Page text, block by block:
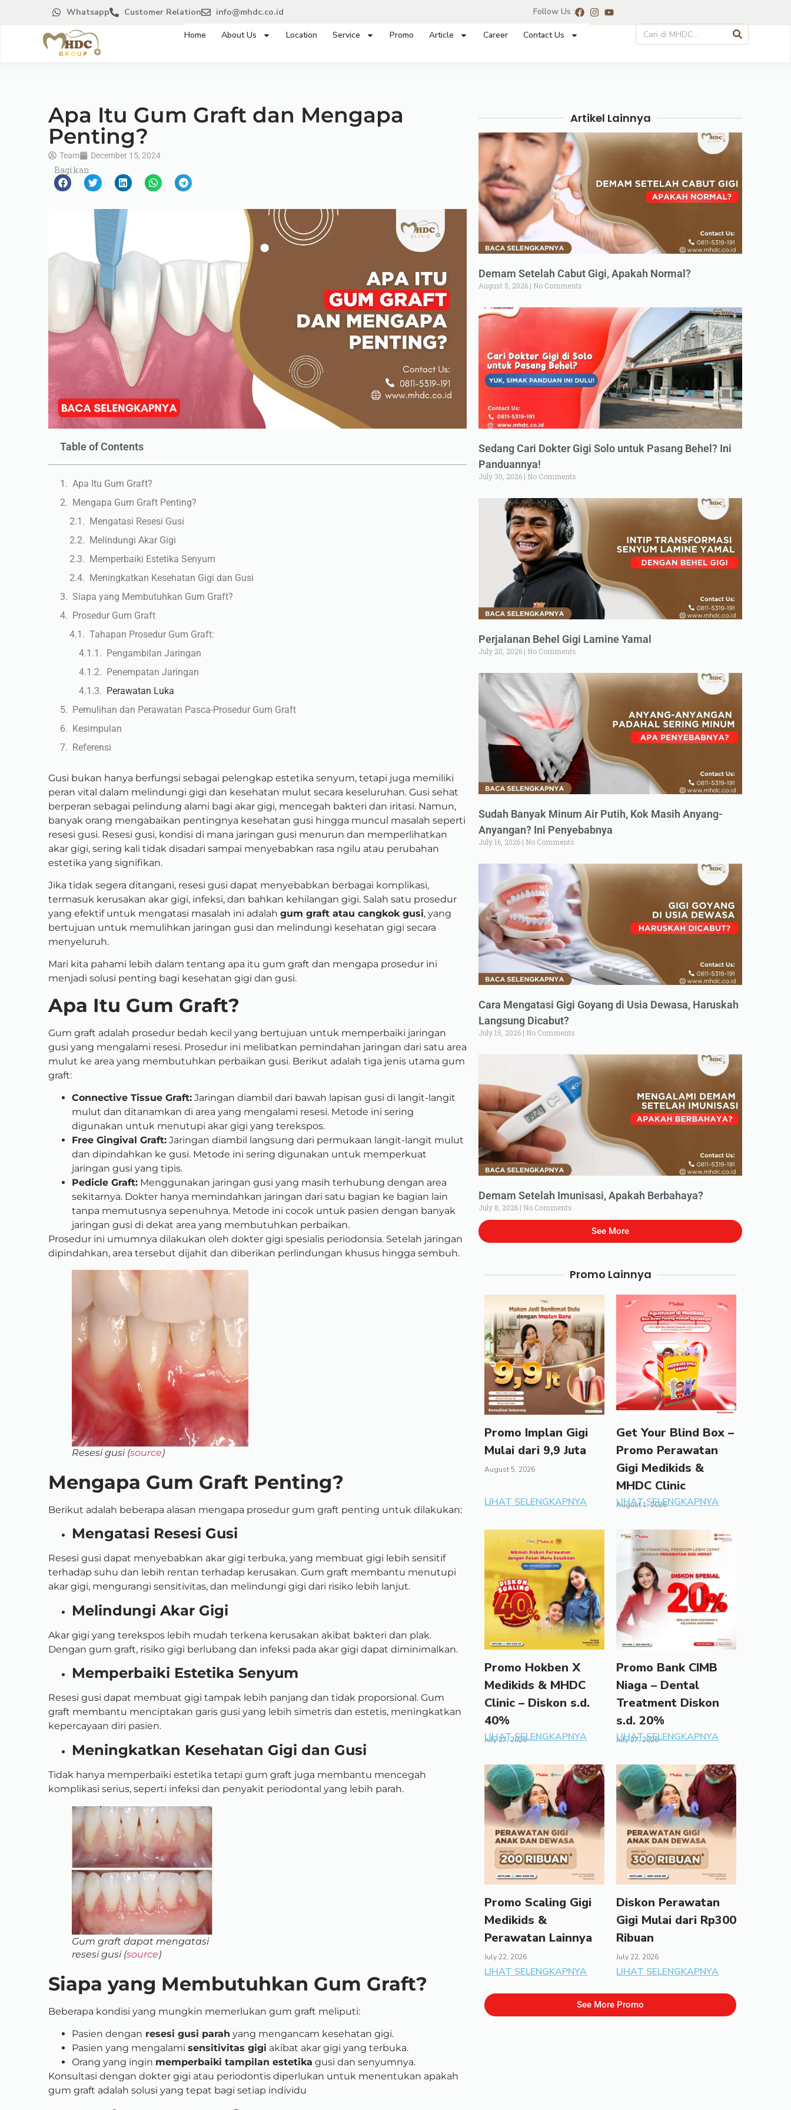
Whatsapp Customer Relation info@mhdc.co.id Follow Us :
Home About Us Location Service Promo Article Career Contact Us
Apa Itu Gum Graft dan Mengapa
Penting?
Team December 15, 2024
Bagikan :
Table of Contents
Apa Itu Gum Graft?
Mengapa Gum Graft Penting?
Mengatasi Resesi Gusi
Melindungi Akar Gigi
Memperbaiki Estetika Senyum
Meningkatkan Kesehatan Gigi dan Gusi
Siapa yang Membutuhkan Gum Graft?
Prosedur Gum Graft
Tahapan Prosedur Gum Graft:
Pengambilan Jaringan
Penempatan Jaringan
Perawatan Luka
Pemulihan dan Perawatan Pasca-Prosedur Gum Graft
Kesimpulan
Referensi
Gusi bukan hanya berfungsi sebagai pelengkap estetika senyum, tetapi juga memiliki
peran vital dalam melindungi gigi dan kesehatan mulut secara keseluruhan. Gusi sehat
berperan sebagai pelindung alami bagi akar gigi, mencegah bakteri dan iritasi. Namun,
banyak orang mengabaikan pentingnya kesehatan gusi hingga muncul masalah seperti
resesi gusi. Resesi gusi, kondisi di mana jaringan gusi menurun dan memperlihatkan
akar gigi, sering kali tidak disadari sampai menyebabkan rasa ngilu atau perubahan
estetika yang signifikan.
Jika tidak segera ditangani, resesi gusi dapat menyebabkan berbagai komplikasi,
termasuk kerusakan akar gigi, infeksi, dan bahkan kehilangan gigi. Salah satu prosedur
yang efektif untuk mengatasi masalah ini adalah gum graft atau cangkok gusi, yang
bertujuan untuk memulihkan jaringan gusi dan melindungi kesehatan gigi secara
menyeluruh.
Mari kita pahami lebih dalam tentang apa itu gum graft dan mengapa prosedur ini
menjadi solusi penting bagi kesehatan gigi dan gusi.
Apa Itu Gum Graft?
Gum graft adalah prosedur bedah kecil yang bertujuan untuk memperbaiki jaringan
gusi yang mengalami resesi. Prosedur ini melibatkan pemindahan jaringan dari satu area
mulut ke area yang membutuhkan perbaikan gusi. Berikut adalah tiga jenis utama gum
graft:
Connective Tissue Graft: Jaringan diambil dari bawah lapisan gusi di langit-langit
mulut dan ditanamkan di area yang mengalami resesi. Metode ini sering
digunakan untuk menutupi akar gigi yang terekspos.
Free Gingival Graft: Jaringan diambil langsung dari permukaan langit-langit mulut
dan dipindahkan ke gusi. Metode ini sering digunakan untuk memperkuat
jaringan gusi yang tipis.
Pedicle Graft: Menggunakan jaringan gusi yang masih terhubung dengan area
sekitarnya. Dokter hanya memindahkan jaringan dari satu bagian ke bagian lain
tanpa memutusnya sepenuhnya. Metode ini cocok untuk pasien dengan banyak
jaringan gusi di dekat area yang membutuhkan perbaikan.
Prosedur ini umumnya dilakukan oleh dokter gigi spesialis periodonsia. Setelah jaringan
dipindahkan, area tersebut dijahit dan diberikan perlindungan khusus hingga sembuh.
Resesi gusi (source)
Mengapa Gum Graft Penting?
Berikut adalah beberapa alasan mengapa prosedur gum graft penting untuk dilakukan:
Mengatasi Resesi Gusi
Resesi gusi dapat menyebabkan akar gigi terbuka, yang membuat gigi lebih sensitif
terhadap suhu dan lebih rentan terhadap kerusakan. Gum graft membantu menutupi
akar gigi, mengurangi sensitivitas, dan melindungi gigi dari risiko lebih lanjut.
Melindungi Akar Gigi
Akar gigi yang terekspos lebih mudah terkena kerusakan akibat bakteri dan plak.
Dengan gum graft, risiko gigi berlubang dan infeksi pada akar gigi dapat diminimalkan.
Memperbaiki Estetika Senyum
Resesi gusi dapat membuat gigi tampak lebih panjang dan tidak proporsional. Gum
graft membantu menciptakan garis gusi yang lebih simetris dan estetis, meningkatkan
kepercayaan diri pasien.
Meningkatkan Kesehatan Gigi dan Gusi
Tidak hanya memperbaiki estetika tetapi gum graft juga membantu mencegah
komplikasi serius, seperti infeksi dan penyakit periodontal yang lebih parah.
Gum graft dapat mengatasi
resesi gusi (source)
Siapa yang Membutuhkan Gum Graft?
Beberapa kondisi yang mungkin memerlukan gum graft meliputi:
Pasien dengan resesi gusi parah yang mengancam kesehatan gigi.
Pasien yang mengalami sensitivitas gigi akibat akar gigi yang terbuka.
Orang yang ingin memperbaiki tampilan estetika gusi dan senyumnya.
Konsultasi dengan dokter gigi atau periodontis diperlukan untuk menentukan apakah
gum graft adalah solusi yang tepat bagi setiap individu​
Artikel Lainnya
Demam Setelah Cabut Gigi, Apakah Normal?
August 5, 2026 No Comments
Sedang Cari Dokter Gigi Solo untuk Pasang Behel? Ini
Panduannya!
July 30, 2026 No Comments
Perjalanan Behel Gigi Lamine Yamal
July 20, 2026 No Comments
Sudah Banyak Minum Air Putih, Kok Masih Anyang-
Anyangan? Ini Penyebabnya
July 16, 2026 No Comments
Cara Mengatasi Gigi Goyang di Usia Dewasa, Haruskah
Langsung Dicabut?
July 15, 2026 No Comments
Demam Setelah Imunisasi, Apakah Berbahaya?
July 8, 2026 No Comments
See More
Promo Lainnya
Promo Implan Gigi
Mulai dari 9,9 Juta
August 5, 2026
LIHAT SELENGKAPNYA
Get Your Blind Box –
Promo Perawatan
Gigi Medikids &
MHDC Clinic
August 1, 2026
LIHAT SELENGKAPNYA
Promo Hokben X
Medikids & MHDC
Clinic – Diskon s.d.
40%
July 27, 2026
LIHAT SELENGKAPNYA
Promo Bank CIMB
Niaga – Dental
Treatment Diskon
s.d. 20%
July 27, 2026
LIHAT SELENGKAPNYA
Promo Scaling Gigi
Medikids &
Perawatan Lainnya
July 22, 2026
LIHAT SELENGKAPNYA
Diskon Perawatan
Gigi Mulai dari Rp300
Ribuan
July 22, 2026
LIHAT SELENGKAPNYA
See More Promo